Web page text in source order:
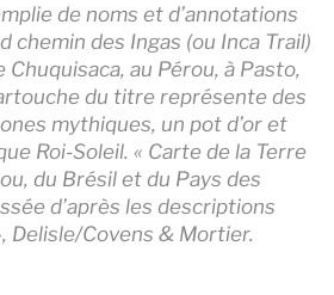
de noms et d’annotations
chemin des Ingas (ou Inca Trail)
au Pérou, à Pasto,
du titre représente des
mythiques, un pot d’or et
Roi-Soleil. « Carte de la Terre
du Brésil et du Pays des
d’après les descriptions
Delisle/Covens & Mortier.